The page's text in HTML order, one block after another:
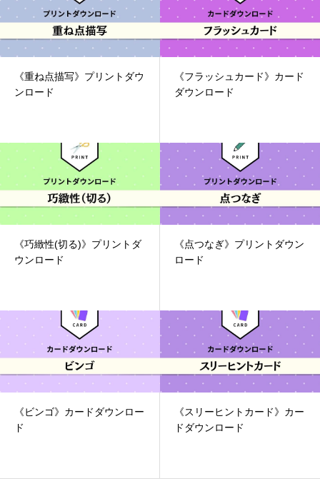
《重ね点描写》プリントダウ
ンロード
《フラッシュカード》カード
ダウンロード
《巧緻性(切る)》プリントダ
ウンロード
《点つなぎ》プリントダウン
ロード
《ビンゴ》カードダウンロー
ド
《スリーヒントカード》カー
ドダウンロード